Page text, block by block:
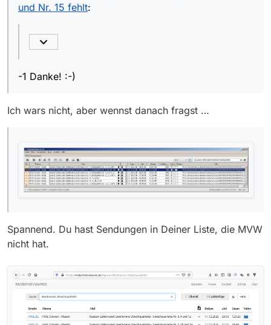
B. JDownloader2
und Nr. 15 fehlt:
-1 Danke! :-)
Ich wars nicht, aber wennst danach fragst …
Spannend. Du hast Sendungen in Deiner Liste, die MVW
nicht hat.